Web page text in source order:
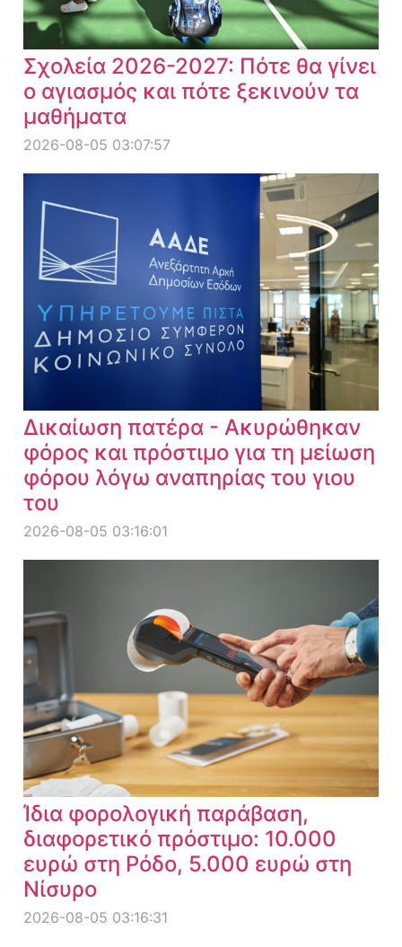
Σχολεία 2026-2027: Πότε θα γίνει
ο αγιασμός και πότε ξεκινούν τα
μαθήματα
2026-08-05 03:07:57
Δικαίωση πατέρα - Ακυρώθηκαν
φόρος και πρόστιμο για τη μείωση
φόρου λόγω αναπηρίας του γιου
του
2026-08-05 03:16:01
Ίδια φορολογική παράβαση,
διαφορετικό πρόστιμο: 10.000
ευρώ στη Ρόδο, 5.000 ευρώ στη
Νίσυρο
2026-08-05 03:16:31